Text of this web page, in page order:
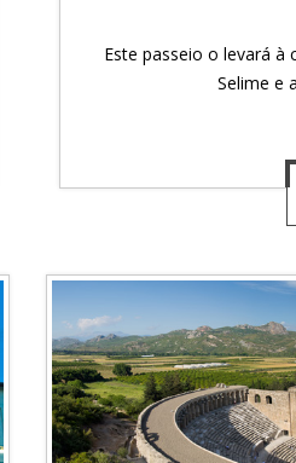
Este passeio o levará à
Selime e